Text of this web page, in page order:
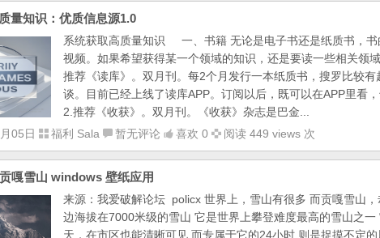
量知识：优质信息源1.0
系统获取高质量知识 一、书籍 无论是电子书还是纸质书，书
视频。如果希望获得某一个领域的知识，还是要读一些相关领
推荐《读库》。双月刊。每2个月发行一本纸质书，搜罗比较
谈。目前已经上线了读库APP。订阅以后，既可以在APP里看
2.推荐《收获》。双月刊。《收获》杂志是巴金...
05日
福利 Sala 暂无评论 喜欢 0 阅读 449 views 次
嘎雪山 windows 壁纸应用
来源：我爱破解论坛 policx 世界上，雪山有很多 而贡嘎雪山
边海拔在7000米级的雪山 它是世界上攀登难度最高的雪山之
天，在市区也能清晰可见 而专属于它的24小时 则是捉摸不定